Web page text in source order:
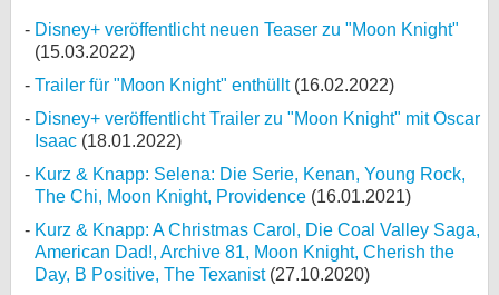
Disney+ veröffentlicht neuen Teaser zu "Moon Knight"
(15.03.2022)
Trailer für "Moon Knight" enthüllt(16.02.2022)
Disney+ veröffentlicht Trailer zu "Moon Knight" mit Oscar
Isaac (18.01.2022)
Kurz & Knapp: Selena: Die Serie, Kenan, Young Rock,
The Chi, Moon Knight, Providence (16.01.2021)
Kurz & Knapp: A Christmas Carol, Die Coal Valley Saga,
American Dad!, Archive 81, Moon Knight, Cherish the
Day, B Positive, The Texanist(27.10.2020)
Impressum
Desktop-Ansicht
myFanbase